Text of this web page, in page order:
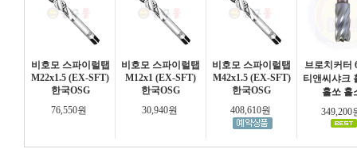
비호모 스파이럴탭
M22x1.5 (EX-SFT)
한국OSG
76,550원
비호모 스파이럴탭
M12x1 (EX-SFT)
한국OSG
30,940원
비호모 스파이럴탭
M42x1.5 (EX-SFT)
한국OSG
408,610원
브로치커터
티앤씨샤크
홀쏘 홀
349,200